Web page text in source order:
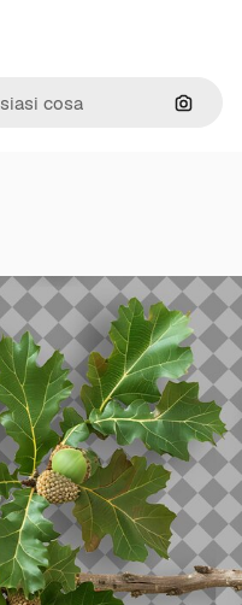
Cerca